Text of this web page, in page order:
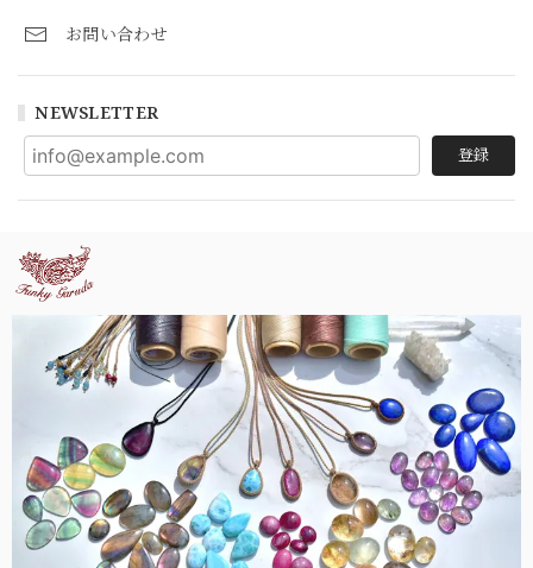
お問い合わせ
NEWSLETTER
登録